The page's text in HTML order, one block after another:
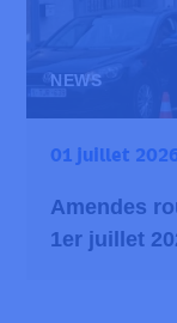
NEWS
01 juillet
Amendes
1er juillet